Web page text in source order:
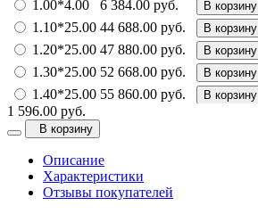
1.00*4.00 6 384.00 руб. В корзину
1.10*25.00 44 688.00 руб. В корзину
1.20*25.00 47 880.00 руб. В корзину
1.30*25.00 52 668.00 руб. В корзину
1.40*25.00 55 860.00 руб. В корзину
1.50*2.30
1.50*5.00
1.50*25.00 60 648.00 руб.
1.50*4.00 9 576.00 руб.
1 596.00 руб.
В корзину
Описание
Характеристики
Отзывы покупателей